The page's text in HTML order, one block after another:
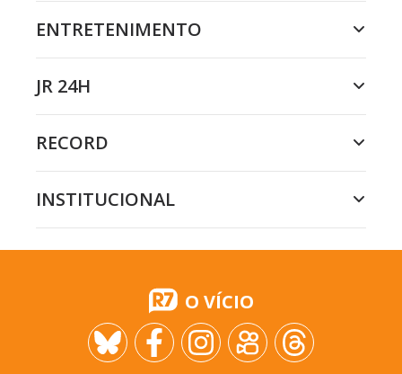
ENTRETENIMENTO
JR 24H
RECORD
INSTITUCIONAL
O VÍCIO